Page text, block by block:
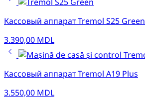
Кассовый аппарат Tremol S25 Green
3.390,00 MDL
Кассовый аппарат Tremol A19 Plus
3.550,00 MDL